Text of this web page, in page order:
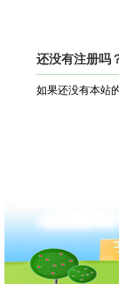
还没有注册吗
如果还没有本站